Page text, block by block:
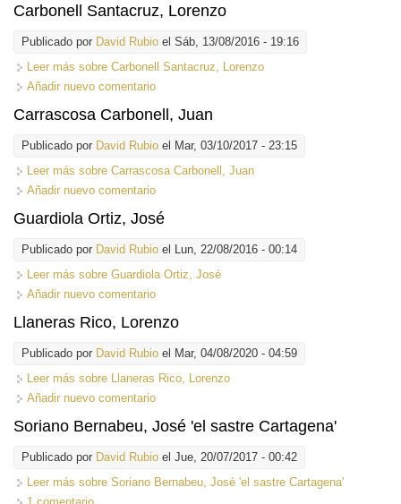
Carbonell Santacruz, Lorenzo
Publicado por David Rubio el Sáb, 13/08/2016 - 19:16
Leer más sobre Carbonell Santacruz, Lorenzo
Añadir nuevo comentario
Carrascosa Carbonell, Juan
Publicado por David Rubio el Mar, 03/10/2017 - 23:15
Leer más sobre Carrascosa Carbonell, Juan
Añadir nuevo comentario
Guardiola Ortiz, José
Publicado por David Rubio el Lun, 22/08/2016 - 00:14
Leer más sobre Guardiola Ortiz, José
Añadir nuevo comentario
Llaneras Rico, Lorenzo
Publicado por David Rubio el Mar, 04/08/2020 - 04:59
Leer más sobre Llaneras Rico, Lorenzo
Añadir nuevo comentario
Soriano Bernabeu, José 'el sastre Cartagena'
Publicado por David Rubio el Jue, 20/07/2017 - 00:42
Leer más sobre Soriano Bernabeu, José 'el sastre Cartagena'
1 comentario